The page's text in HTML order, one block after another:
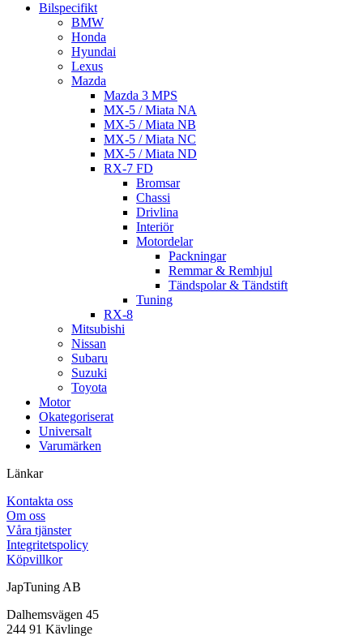
Bilspecifikt
BMW
Honda
Hyundai
Lexus
Mazda
Mazda 3 MPS
MX-5 / Miata NA
MX-5 / Miata NB
MX-5 / Miata NC
MX-5 / Miata ND
RX-7 FD
Bromsar
Chassi
Drivlina
Interiör
Motordelar
Packningar
Remmar & Remhjul
Tändspolar & Tändstift
Tuning
RX-8
Mitsubishi
Nissan
Subaru
Suzuki
Toyota
Motor
Okategoriserat
Universalt
Varumärken
Länkar
Kontakta oss
Om oss
Våra tjänster
Integritetspolicy
Köpvillkor
JapTuning AB
Dalhemsvägen 45
244 91 Kävlinge